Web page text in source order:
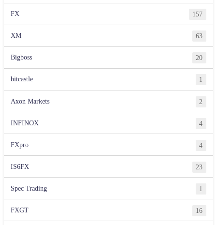
FX 157
XM 63
Bigboss 20
bitcastle 1
Axon Markets 2
INFINOX 4
FXpro 4
IS6FX 23
Spec Trading 1
FXGT 16